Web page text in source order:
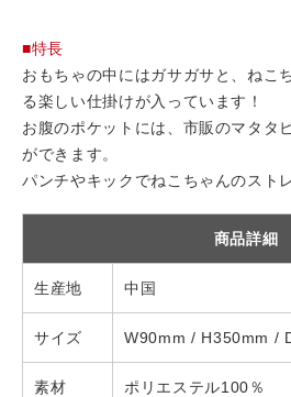
■特長
おもちゃの中にはガサガサと、ねこ
る楽しい仕掛けが入っています！
お腹のポケットには、市販のマタタ
ができます。
パンチやキックでねこちゃんのスト
商品詳細
生産地 中国
サイズ W90mm / H350mm /
素材 ポリエステル100％